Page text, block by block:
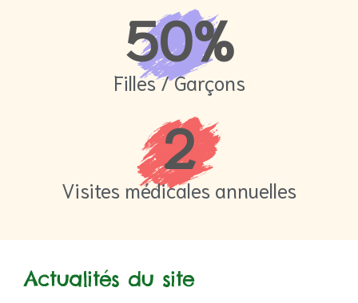
50%
Filles / Garçons
2
Visites médicales annuelles
Actualités du site